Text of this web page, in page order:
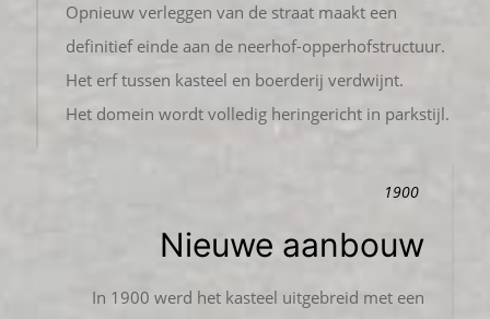
Opnieuw verleggen van de straat maakt een
definitief einde aan de neerhof-opperhofstructuur.
Het erf tussen kasteel en boerderij verdwijnt.
Het domein wordt volledig heringericht in parkstijl.
1900
Nieuwe aanbouw
In 1900 werd het kasteel uitgebreid met een